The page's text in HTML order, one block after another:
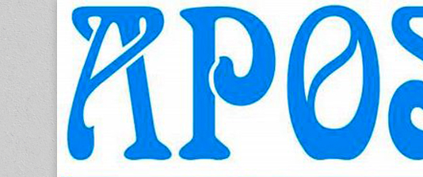
Apostolul
Revista
cadrelor
didactice
din
judetul
Neamt